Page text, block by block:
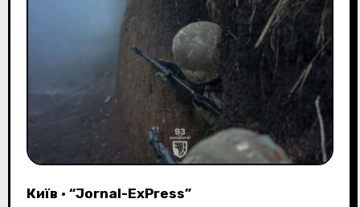
Київ • “Jornal-ExPress”